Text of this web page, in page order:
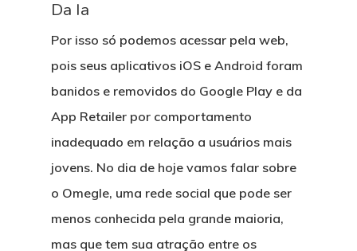
Da Ia
Por isso só podemos acessar pela web,
pois seus aplicativos iOS e Android foram
banidos e removidos do Google Play e da
App Retailer por comportamento
inadequado em relação a usuários mais
jovens. No dia de hoje vamos falar sobre
o Omegle, uma rede social que pode ser
menos conhecida pela grande maioria,
mas que tem sua atração entre os